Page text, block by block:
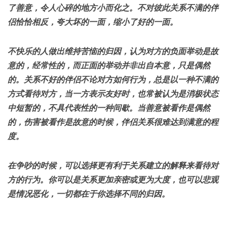
了善意，令人心碎的地方小而化之。不对彼此关系不满的伴
侣恰恰相反，夸大坏的一面，缩小了好的一面。
不快乐的人做出维持苦恼的归因，认为对方的负面举动是故
意的，经常性的，而正面的举动并非出自本意，只是偶然
的。关系不好的伴侣不论对方如何行为，总是以一种不满的
方式看待对方，当一方表示友好时，也常被认为是消极状态
中短暂的，不具代表性的一种间歇。当善意被看作是偶然
的，伤害被看作是故意的时候，伴侣关系很难达到满意的程
度。
在争吵的时候，可以选择更有利于关系建立的解释来看待对
方的行为。你可以是关系更加亲密或更为大度，也可以悲观
是情况恶化，一切都在于你选择不同的归因。